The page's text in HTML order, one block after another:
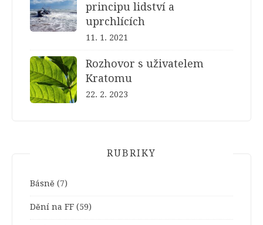
principu lidství a
uprchlících
11. 1. 2021
Rozhovor s uživatelem
Kratomu
22. 2. 2023
RUBRIKY
Básně (7)
Dění na FF (59)